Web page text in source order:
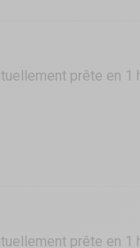
prête en 1
prête en 1